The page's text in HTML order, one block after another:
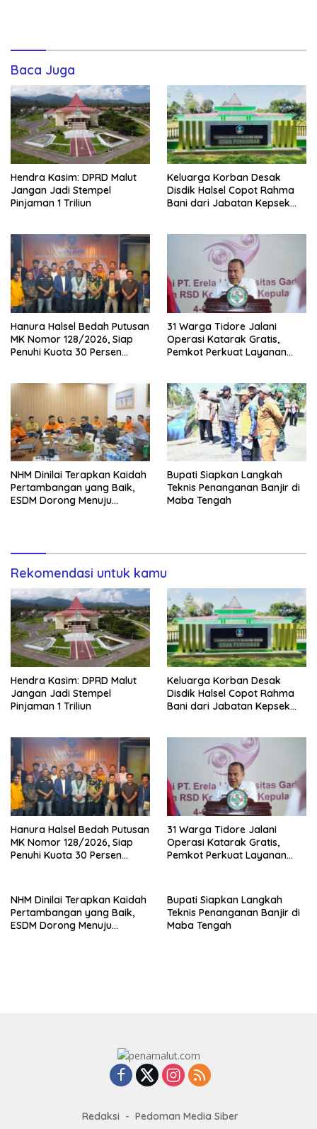
Baca Juga
Hendra Kasim: DPRD Malut
Jangan Jadi Stempel
Pinjaman 1 Triliun
Keluarga Korban Desak
Disdik Halsel Copot Rahma
Bani dari Jabatan Kepsek
Hanura Halsel Bedah Putusan
MK Nomor 128/2026, Siap
Penuhi Kuota 30 Persen
31 Warga Tidore Jalani
Operasi Katarak Gratis,
Pemkot Perkuat Layanan
NHM Dinilai Terapkan Kaidah
Pertambangan yang Baik,
ESDM Dorong Menuju
Bupati Siapkan Langkah
Teknis Penanganan Banjir di
Maba Tengah
Rekomendasi untuk kamu
Hendra Kasim: DPRD Malut
Jangan Jadi Stempel
Pinjaman 1 Triliun
Keluarga Korban Desak
Disdik Halsel Copot Rahma
Bani dari Jabatan Kepsek
Hanura Halsel Bedah Putusan
MK Nomor 128/2026, Siap
Penuhi Kuota 30 Persen
31 Warga Tidore Jalani
Operasi Katarak Gratis,
Pemkot Perkuat Layanan
NHM Dinilai Terapkan Kaidah
Pertambangan yang Baik,
ESDM Dorong Menuju
Bupati Siapkan Langkah
Teknis Penanganan Banjir di
Maba Tengah
Redaksi Pedoman Media Siber